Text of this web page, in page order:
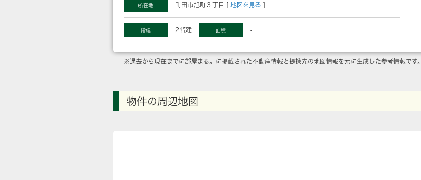
所在地 町田市旭町３丁目 [ 地図を見る ]
階建 2階建 面積 -
※過去から現在までに部屋まる。に掲載された不動産情報と提携先の地図情報を元に生成した参考情報です。
物件の周辺地図